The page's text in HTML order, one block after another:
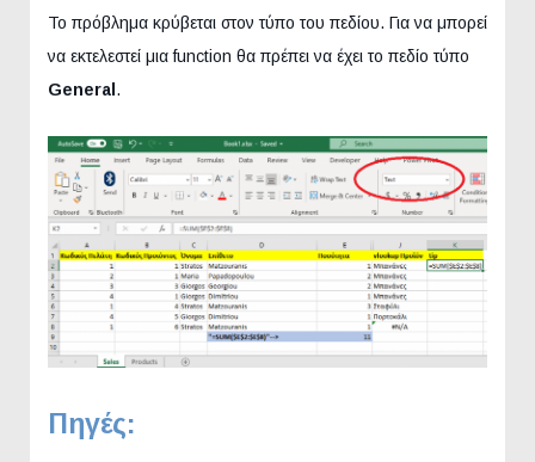
Το πρόβλημα κρύβεται στον τύπο του πεδίου. Για να μπορεί
να εκτελεστεί μια function θα πρέπει να έχει το πεδίο τύπο
General .
Πηγές: